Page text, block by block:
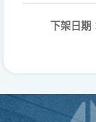
下架日期